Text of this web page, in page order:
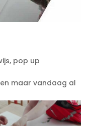
, pop up
maar vandaag al